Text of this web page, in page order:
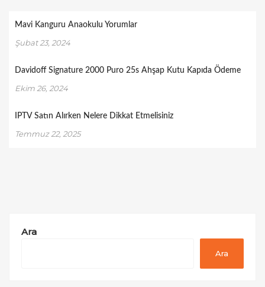
Mavi Kanguru Anaokulu Yorumlar
Şubat 23, 2024
Davidoff Signature 2000 Puro 25s Ahşap Kutu Kapıda Ödeme
Ekim 26, 2024
IPTV Satın Alırken Nelere Dikkat Etmelisiniz
Temmuz 22, 2025
Ara
Ara